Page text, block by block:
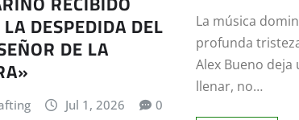
DESPEDIDA DEL
DE LA
Jul 1, 2026 0
La música
profunda
Alex Bueno deja
llenar, no…